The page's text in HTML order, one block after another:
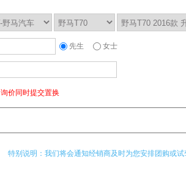
先生 女士
询价同时提交置换
特别说明：我们将会通知经销商及时为您安排团购或试